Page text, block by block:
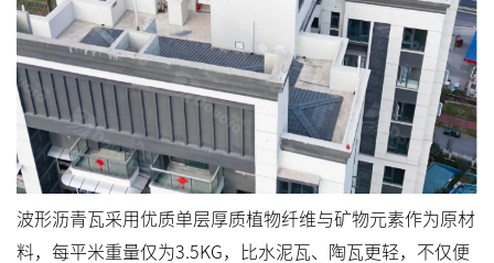
波形沥青瓦采用优质单层厚质植物纤维与矿物元素作为原材
料，每平米重量仅为3.5KG，比水泥瓦、陶瓦更轻，不仅便